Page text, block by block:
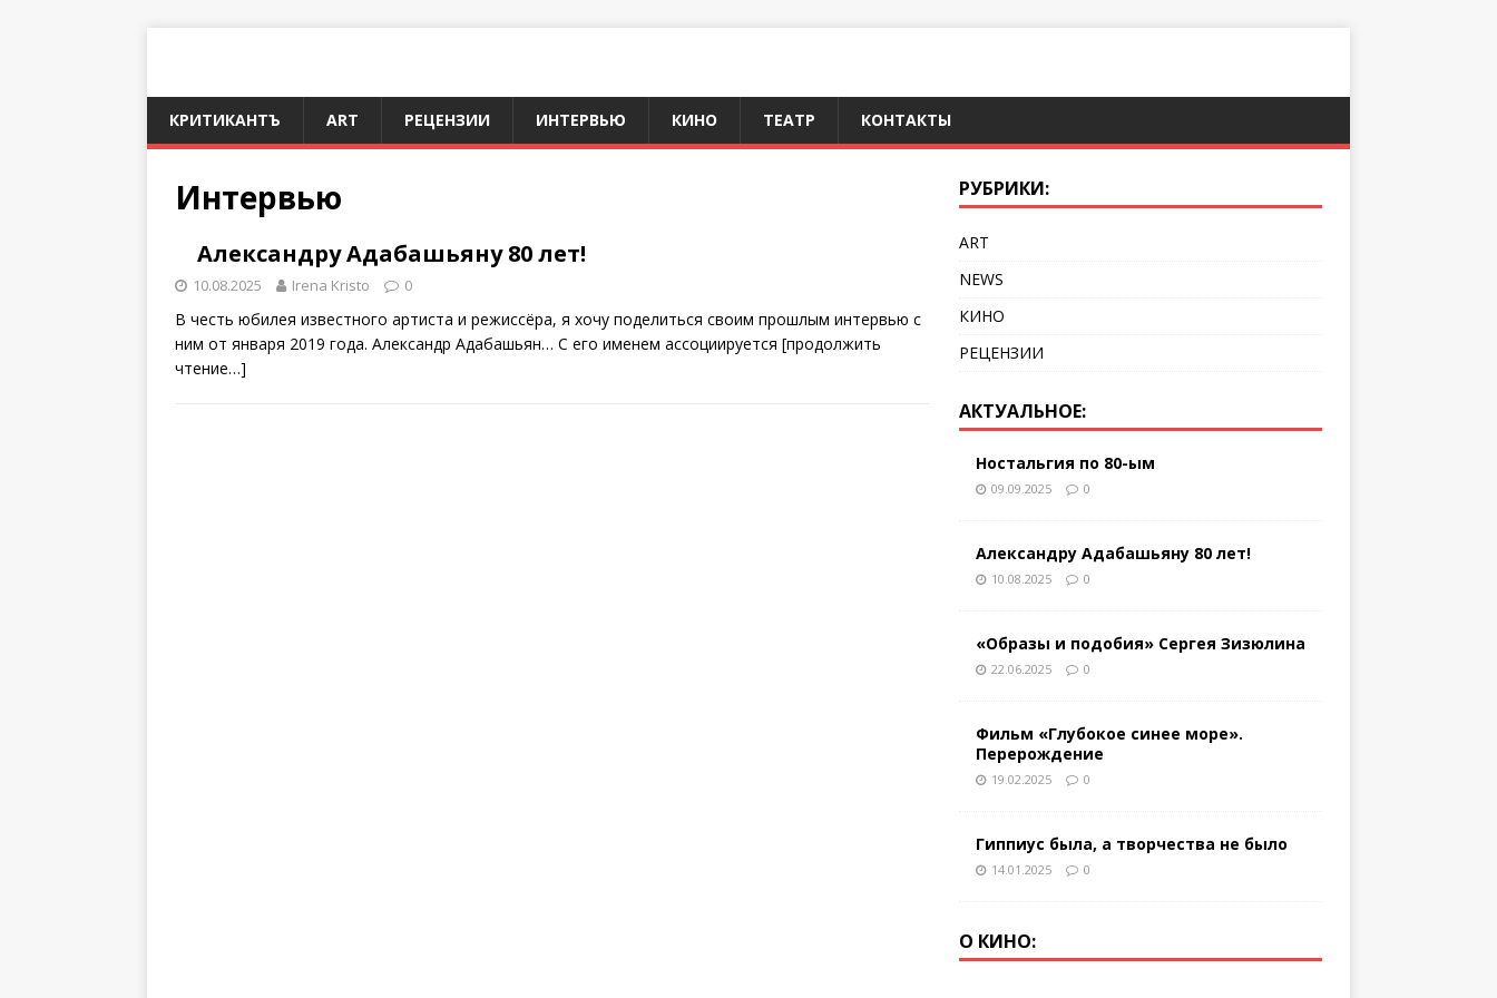
КРИТИКАНТЪ ART РЕЦЕНЗИИ ИНТЕРВЬЮ КИНО ТЕАТР КОНТАКТЫ
Интервью
Александру Адабашьяну 80 лет!
10.08.2025 Irena Kristo 0
В честь юбилея известного артиста и режиссёра, я хочу поделиться своим прошлым интервью с
ним от января 2019 года. Александр Адабашьян… С его именем ассоциируется [продолжить
чтение…]
РУБРИКИ:
ART
NEWS
КИНО
РЕЦЕНЗИИ
АКТУАЛЬНОЕ:
Ностальгия по 80-ым
09.09.2025 0
Александру Адабашьяну 80 лет!
10.08.2025 0
«Образы и подобия» Сергея Зизюлина
22.06.2025 0
Фильм «Глубокое синее море».
Перерождение
19.02.2025 0
Гиппиус была, а творчества не было
14.01.2025 0
О КИНО: